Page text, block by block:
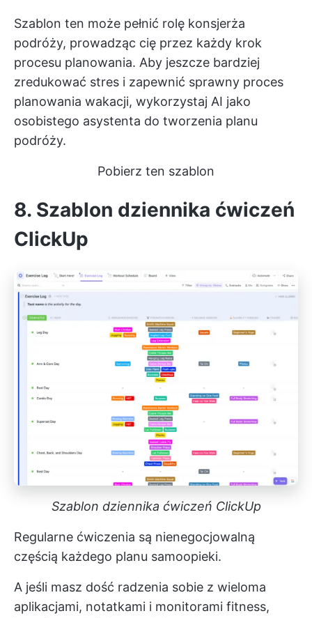
Szablon ten może pełnić rolę konsjerża
podróży, prowadząc cię przez każdy krok
procesu planowania. Aby jeszcze bardziej
zredukować stres i zapewnić sprawny proces
planowania wakacji, wykorzystaj AI jako
osobistego asystenta do tworzenia planu
podróży.
Pobierz ten szablon
8. Szablon dziennika ćwiczeń
ClickUp
Szablon dziennika ćwiczeń ClickUp
Regularne ćwiczenia są nienegocjowalną
częścią każdego planu samoopieki.
A jeśli masz dość radzenia sobie z wieloma
aplikacjami, notatkami i monitorami fitness,